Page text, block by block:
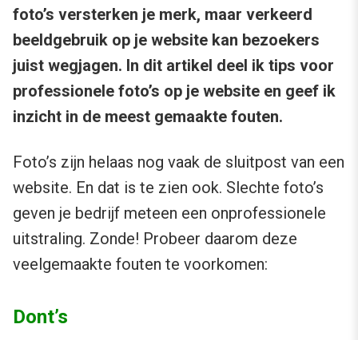
foto’s versterken je merk, maar verkeerd
beeldgebruik op je website kan bezoekers
juist wegjagen. In dit artikel deel ik tips voor
professionele foto’s op je website en geef ik
inzicht in de meest gemaakte fouten.
Foto’s zijn helaas nog vaak de sluitpost van een
website. En dat is te zien ook. Slechte foto’s
geven je bedrijf meteen een onprofessionele
uitstraling. Zonde! Probeer daarom deze
veelgemaakte fouten te voorkomen:
Dont’s